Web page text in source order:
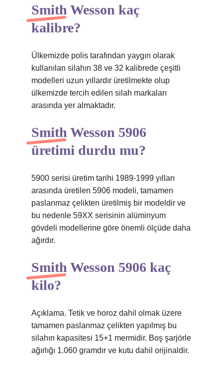
Smith Wesson kaç
kalibre?
Ülkemizde polis tarafından yaygın olarak
kullanılan silahın 38 ve 32 kalibrede çeşitli
modelleri uzun yıllardır üretilmekte olup
ülkemizde tercih edilen silah markaları
arasında yer almaktadır.
Smith Wesson 5906
üretimi durdu mu?
5900 serisi üretim tarihi 1989-1999 yılları
arasında üretilen 5906 modeli, tamamen
paslanmaz çelikten üretilmiş bir modeldir ve
bu nedenle 59XX serisinin alüminyum
gövdeli modellerine göre önemli ölçüde daha
ağırdır.
Smith Wesson 5906 kaç
kilo?
Açıklama. Tetik ve horoz dahil olmak üzere
tamamen paslanmaz çelikten yapılmış bu
silahın kapasitesi 15+1 mermidir. Boş şarjörle
ağırlığı 1.060 gramdır ve kutu dahil orijinaldir.